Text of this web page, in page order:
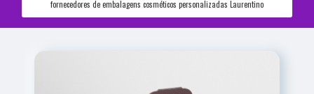
fornecedores de embalagens cosméticos personalizadas Laurentino